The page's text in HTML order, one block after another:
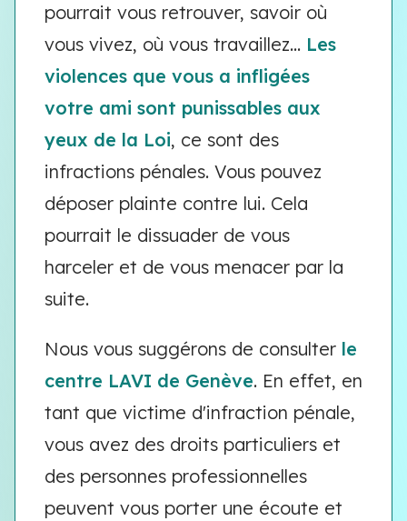
pourrait vous retrouver, savoir où
vous vivez, où vous travaillez... Les
violences que vous a infligées
votre ami sont punissables aux
yeux de la Loi, ce sont des
infractions pénales. Vous pouvez
déposer plainte contre lui. Cela
pourrait le dissuader de vous
harceler et de vous menacer par la
suite.
Nous vous suggérons de consulter le
centre LAVI de Genève. En effet, en
tant que victime d'infraction pénale,
vous avez des droits particuliers et
des personnes professionnelles
peuvent vous porter une écoute et